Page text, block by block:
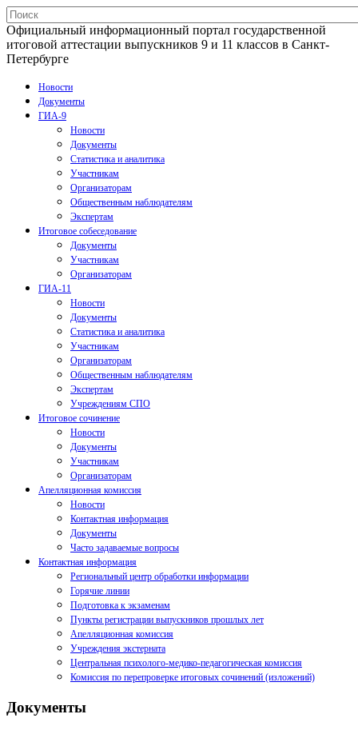
Официальный информационный портал государственной
итоговой аттестации выпускников 9 и 11 классов в Санкт-
Петербурге
Новости
Документы
ГИА-9
Новости
Документы
Статистика и аналитика
Участникам
Организаторам
Общественным наблюдателям
Экспертам
Итоговое собеседование
Документы
Участникам
Организаторам
ГИА-11
Новости
Документы
Статистика и аналитика
Участникам
Организаторам
Общественным наблюдателям
Экспертам
Учреждениям СПО
Итоговое сочинение
Новости
Документы
Участникам
Организаторам
Апелляционная комиссия
Новости
Контактная информация
Документы
Часто задаваемые вопросы
Контактная информация
Региональный центр обработки информации
Горячие линии
Подготовка к экзаменам
Пункты регистрации выпускников прошлых лет
Апелляционная комиссия
Учреждения экстерната
Центральная психолого-медико-педагогическая комиссия
Комиссия по перепроверке итоговых сочинений (изложений)
Документы